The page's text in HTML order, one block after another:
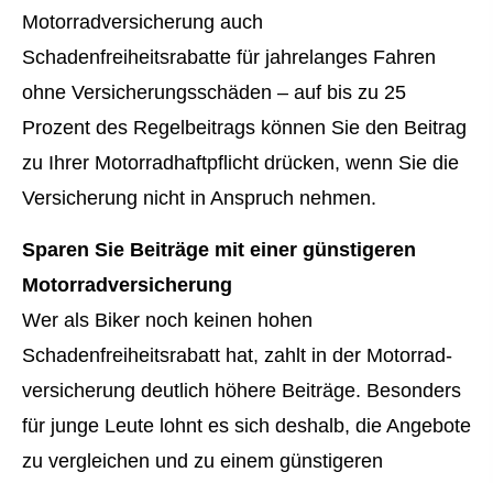
Motor­rad­ver­sicherung auch
Schadenfreiheitsrabatte für jahrelanges Fahren
ohne Versicherungsschäden – auf bis zu 25
Prozent des Regelbeitrags können Sie den Beitrag
zu Ihrer Motorradhaftpflicht drücken, wenn Sie die
Versicherung nicht in Anspruch nehmen.
Sparen Sie Beiträge mit einer günstigeren
Motor­rad­ver­sicherung
Wer als Biker noch keinen hohen
Schadenfreiheitsrabatt hat, zahlt in der Motor­rad­
ver­sicherung deutlich höhere Beiträge. Besonders
für junge Leute lohnt es sich deshalb, die Angebote
zu ver­gleichen und zu einem günstigeren